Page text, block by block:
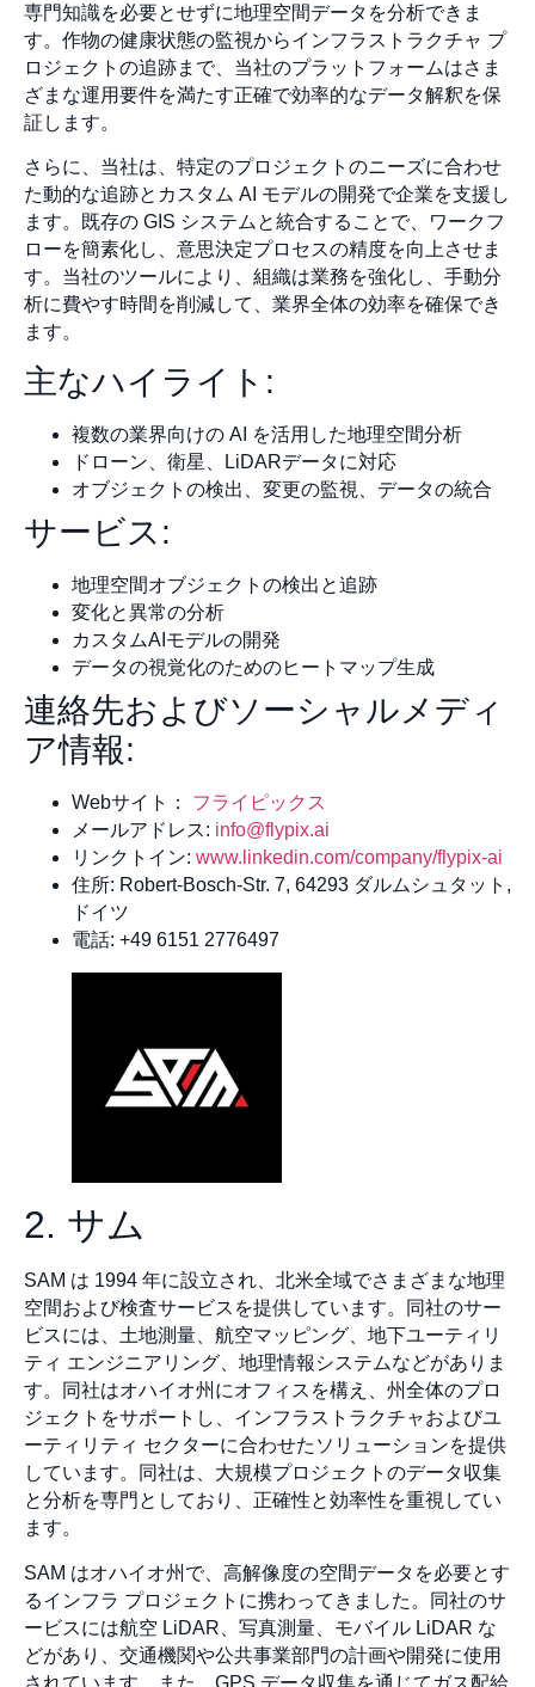
専門知識を必要とせずに地理空間データを分析できま
す。作物の健康状態の監視からインフラストラクチャ プ
ロジェクトの追跡まで、当社のプラットフォームはさま
ざまな運用要件を満たす正確で効率的なデータ解釈を保
証します。
さらに、当社は、特定のプロジェクトのニーズに合わせ
た動的な追跡とカスタム AI モデルの開発で企業を支援し
ます。既存の GIS システムと統合することで、ワークフ
ローを簡素化し、意思決定プロセスの精度を向上させま
す。当社のツールにより、組織は業務を強化し、手動分
析に費やす時間を削減して、業界全体の効率を確保でき
ます。
主なハイライト:
複数の業界向けの AI を活用した地理空間分析
ドローン、衛星、LiDARデータに対応
オブジェクトの検出、変更の監視、データの統合
サービス:
地理空間オブジェクトの検出と追跡
変化と異常の分析
カスタムAIモデルの開発
データの視覚化のためのヒートマップ生成
連絡先およびソーシャルメディ
ア情報:
Webサイト： フライピックス
メールアドレス: info@flypix.ai
リンクトイン: www.linkedin.com/company/flypix-ai
住所: Robert-Bosch-Str. 7, 64293 ダルムシュタット,
ドイツ
電話: +49 6151 2776497
2. サム
SAM は 1994 年に設立され、北米全域でさまざまな地理
空間および検査サービスを提供しています。同社のサー
ビスには、土地測量、航空マッピング、地下ユーティリ
ティ エンジニアリング、地理情報システムなどがありま
す。同社はオハイオ州にオフィスを構え、州全体のプロ
ジェクトをサポートし、インフラストラクチャおよびユ
ーティリティ セクターに合わせたソリューションを提供
しています。同社は、大規模プロジェクトのデータ収集
と分析を専門としており、正確性と効率性を重視してい
ます。
SAM はオハイオ州で、高解像度の空間データを必要とす
るインフラ プロジェクトに携わってきました。同社のサ
ービスには航空 LiDAR、写真測量、モバイル LiDAR な
どがあり、交通機関や公共事業部門の計画や開発に使用
されています。また、GPS データ収集を通じてガス配給